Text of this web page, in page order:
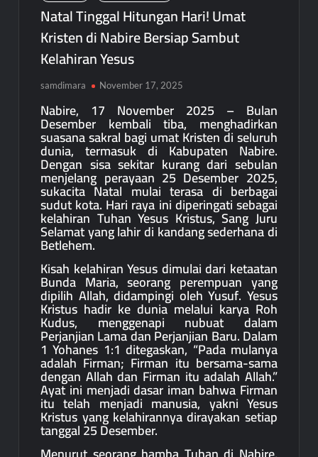
Natal Tinggal Hitungan Hari! Umat
Kristen di Nabire Bersiap Sambut
Kelahiran Yesus
samdimara November 17, 2025
Nabire, 17 November 2025 – Bulan
Desember kembali tiba, menghadirkan
suasana sakral bagi umat Kristen di seluruh
dunia, termasuk di Kabupaten Nabire.
Dengan sisa sekitar kurang dari sebulan
menjelang perayaan 25 Desember 2025,
sukacita Natal mulai terasa di berbagai
sudut kota. Hari raya ini diperingati sebagai
kelahiran Tuhan Yesus Kristus, Sang Juru
Selamat yang lahir di kandang sederhana di
Betlehem.
Kisah kelahiran Yesus dimulai dari ketaatan
Bunda Maria, seorang perempuan yang
dipilih Allah, didampingi oleh Yusuf. Yesus
Kristus hadir ke dunia melalui karya Roh
Kudus, menggenapi nubuat dalam
Perjanjian Lama dan Perjanjian Baru. Dalam
1 Yohanes 1:1 ditegaskan, “Pada mulanya
adalah Firman; Firman itu bersama-sama
dengan Allah dan Firman itu adalah Allah.”
Ayat ini menjadi dasar iman bahwa Firman
itu telah menjadi manusia, yakni Yesus
Kristus yang kelahirannya dirayakan setiap
tanggal 25 Desember.